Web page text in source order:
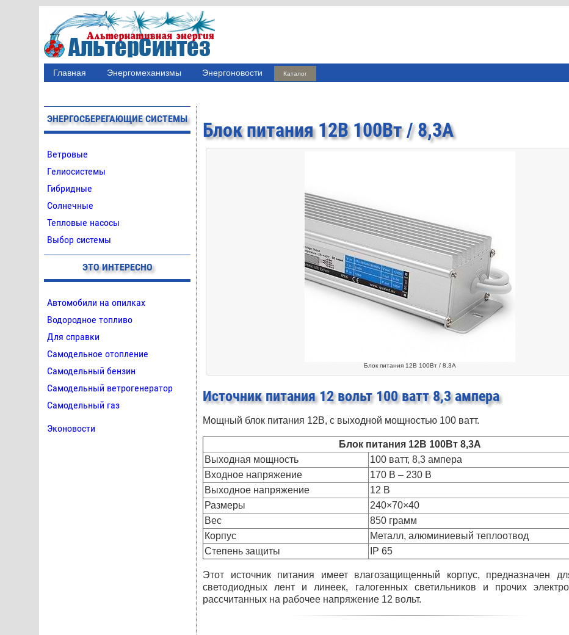
Главная Энергомеханизмы Энергоновости Каталог
ЭНЕРГОСБЕРЕГАЮЩИЕ СИСТЕМЫ
Ветровые
Гелиосистемы
Гибридные
Солнечные
Тепловые насосы
Выбор системы
ЭТО ИНТЕРЕСНО
Автомобили на опилках
Водородное топливо
Для справки
Самодельное отопление
Самодельный бензин
Самодельный ветрогенератор
Самодельный газ
Эконовости
Блок питания 12В 100Вт / 8,3А
Блок питания 12В 100Вт / 8,3А
Источник питания 12 вольт 100 ватт 8,3 ампера
Мощный блок питания 12В, с выходной мощностью 100 ватт.
Блок питания 12В 100Вт 8,3А
Выходная мощность
100 ватт, 8,3 ампера
Входное напряжение
170 В – 230 В
Выходное напряжение
12 В
Размеры
240×70×40
Вес
850 грамм
Корпус
Металл, алюминиевый теплоотвод
Степень защиты
IP 65
Этот источник питания имеет влагозащищенный корпус, предназначен
светодиодных лент и линеек, галогенных светильников и прочих
рассчитанных на рабочее напряжение 12 вольт.